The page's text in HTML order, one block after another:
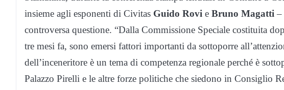
insieme agli esponenti di Civitas Guido Rovi e Bruno Magatti –
controversa questione. “Dalla Commissione Speciale costituita
tre mesi fa, sono emersi fattori importanti da sottoporre
dell’inceneritore è un tema di competenza regionale perché è
Palazzo Pirelli e le altre forze politiche che siedono in Consiglio